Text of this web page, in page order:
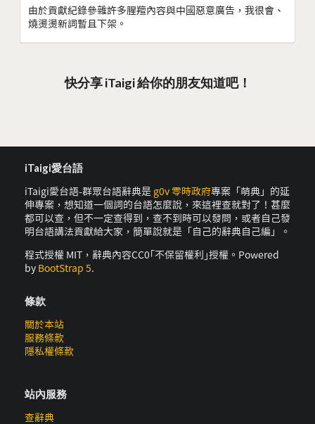
由於貢獻紀錄參雜許多腥羶內容與中國惡意廣告，我很會、
燒燙燙新詞暫且下架。
快分享 iTaigi 給你的朋友知道吧！
iTaigi愛台語
iTaigi愛台語-群眾台語辭典是 g0v 零時政府專案「萌典」的延
伸專案，想知道一個詞的台語怎麼說，來這裡查就對了！甚麼
都可以查，但不一定查得到，查不到時可以發問，或者自己發
明台語講法貢獻給大家，簡單說就是「自己的辭典自己編」。
程式授權 MIT，辭典內容CC0｢不保留權利｣授權。Powered
by BootStrap 5.
條款
關於本站
服務條款
隱私權條款
站內服務
查辭典